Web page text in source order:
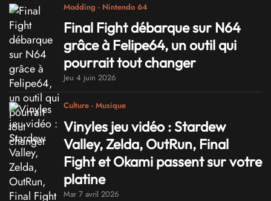
Modding - Nintendo 64
Final Fight débarque sur N64
grâce à Felipe64, un outil qui
pourrait tout changer
Jeu 4 juin 2026
Culture - Musique
Vinyles jeu vidéo : Stardew
Valley, Zelda, OutRun, Final
Fight et Okami passent sur votre
platine
Mar 7 avril 2026